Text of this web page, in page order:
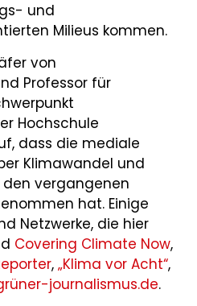
und
Milieus kommen.
von
Professor für
Hochschule
dass die mediale
Klimawandel und
vergangenen
hat. Einige
Netzwerke, die hier
Covering Climate Now,
, „Klima vor Acht“,
journalismus.de.